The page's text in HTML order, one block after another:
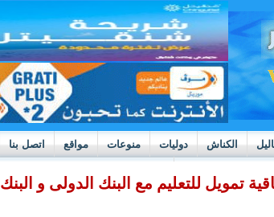
الكناش دوليات منوعات مواقع اتصل بنا
تمويل للتعليم مع البنك الدولى و البنك